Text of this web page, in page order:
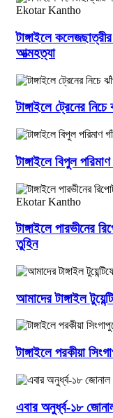
টাঙ্গাইলে
আত্মহত্যা
টাঙ্গাইলে ট্রেনের
টাঙ্গাইলে বিপুল
টাঙ্গাইলে পারভীনের
তুহিন
আমাদের টাঙ্গাইল
টাঙ্গাইলে পরকীয়া
এবার অনুর্ধ্ব-১৮